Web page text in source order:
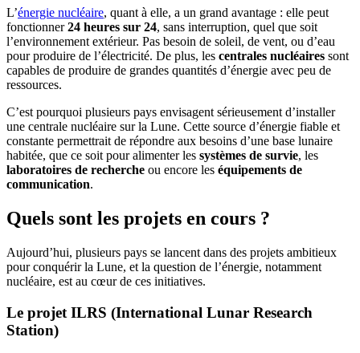
L’énergie nucléaire, quant à elle, a un grand avantage : elle peut
fonctionner24 heures sur 24, sans interruption, quel que soit
l’environnement extérieur. Pas besoin de soleil, de vent, ou d’eau
pour produire de l’électricité. De plus, les centrales nucléaires sont
capables de produire de grandes quantités d’énergie avec peu de
ressources.
C’est pourquoi plusieurs pays envisagent sérieusement d’installer
une centrale nucléaire sur la Lune. Cette source d’énergie fiable et
constante permettrait de répondre aux besoins d’une base lunaire
habitée, que ce soit pour alimenter les systèmes de survie, les
laboratoires de recherche ou encore les équipements de
communication.
Quels sont les projets en cours ?
Aujourd’hui, plusieurs pays se lancent dans des projets ambitieux
pour conquérir la Lune, et la question de l’énergie, notamment
nucléaire, est au cœur de ces initiatives.
Le projet ILRS (International Lunar Research
Station)